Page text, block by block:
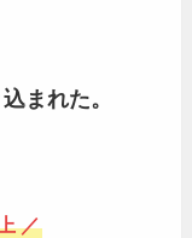
まれた。
／